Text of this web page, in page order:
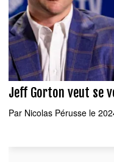
Jeff Gorton veut se
Par Nicolas Pérusse le